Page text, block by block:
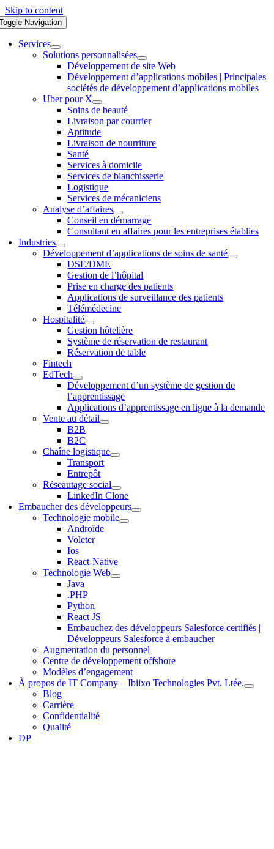
Skip to content
Navigation
Services
Solutions personnalisées
Développement de site Web
Développement d’applications mobiles | Principales
sociétés de développement d’applications mobiles
Uber pour X
Soins de beauté
Livraison par courrier
Aptitude
Livraison de nourriture
Santé
Services à domicile
Services de blanchisserie
Logistique
Services de mécaniciens
Analyse d’affaires
Conseil en démarrage
Consultant en affaires pour les entreprises établies
Industries
Développement d’applications de soins de santé
DSE/DME
Gestion de l’hôpital
Prise en charge des patients
Applications de surveillance des patients
Télémédecine
Hospitalité
Gestion hôtelière
Système de réservation de restaurant
Réservation de table
Fintech
EdTech
Développement d’un système de gestion de
l’apprentissage
Applications d’apprentissage en ligne à la demande
Vente au détail
B2B
B2C
Chaîne logistique
Transport
Entrepôt
Réseautage social
LinkedIn Clone
Embaucher des développeurs
Technologie mobile
Androïde
Voleter
Ios
React-Native
Technologie Web
Java
.PHP
Python
React JS
Embauchez des développeurs Salesforce certifiés |
Développeurs Salesforce à embaucher
Augmentation du personnel
Centre de développement offshore
Modèles d’engagement
À propos de IT Company – Ibiixo Technologies Pvt. Ltée.
Blog
Carrière
Confidentialité
Qualité
DP